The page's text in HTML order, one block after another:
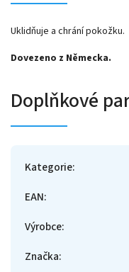
Uklidňuje a chrání pokožku.
Dovezeno z Německa.
Doplňkové
Kategorie:
EAN:
Výrobce:
Značka: